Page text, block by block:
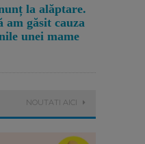
la alăptare.
am găsit cauza
unei mame
NOUTATI AICI